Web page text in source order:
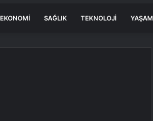
EKONOMI SAĞLIK TEKNOLOJI YAŞAM